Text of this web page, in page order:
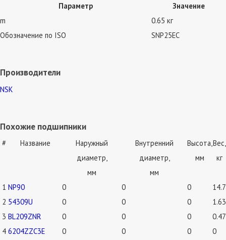
Параметр
Значение
m
0.65 кг
Обозначение по ISO
SNP25EC
Производители
NSK
Похожие подшипники
# Название
Наружный
диаметр,
мм
Внутренний
диаметр,
мм
Высота,
мм
Вес,
кг
1 NP90 0 0 0
14.7
2 54309U 0 0 0
1.63
3 BL209ZNR 0 0 0
0.47
4 6204ZZC3E 0 0 0
0